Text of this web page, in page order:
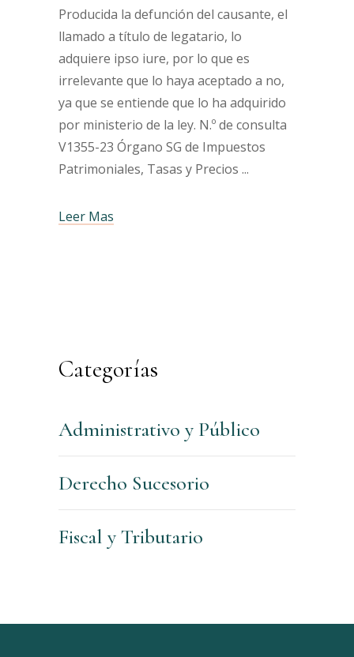
Producida la defunción del causante, el
llamado a título de legatario, lo
adquiere ipso iure, por lo que es
irrelevante que lo haya aceptado a no,
ya que se entiende que lo ha adquirido
por ministerio de la ley. N.º de consulta
V1355-23 Órgano SG de Impuestos
Patrimoniales, Tasas y Precios
Leer Mas
Categorías
Administrativo y Público
Derecho Sucesorio
Fiscal y Tributario